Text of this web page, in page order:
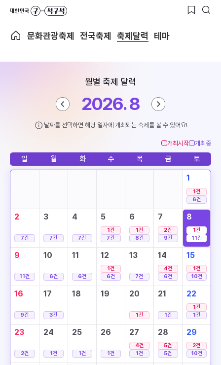
문화관광축제 전국축제 축제달력 테마
월별 축제 달력
2026. 8
날짜를 선택하면 해당 일자에 개최되는 축제를 볼 수 있어요!
개최시작 개최중
일 월 화 수 목 금 토
1
1건
6건
2
7건
3
7건
4
7건
5
1건
7건
6
1건
8건
7
2건
9건
8
1건
11건
9
11건
10
6건
11
6건
12
1건
6건
13
7건
14
4건
6건
15
1건
10건
16
9건
17
3건
18 19 20
1건
21
1건
22
1건
1건
23
2건
24
1건
25
1건
26
1건
27
4건
1건
28
5건
5건
29
2건
10건